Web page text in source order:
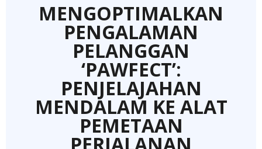
MENGOPTIMALKAN
PENGALAMAN
PELANGGAN
‘PAWFECT’:
PENJELAJAHAN
MENDALAM KE ALAT
PEMETAAN